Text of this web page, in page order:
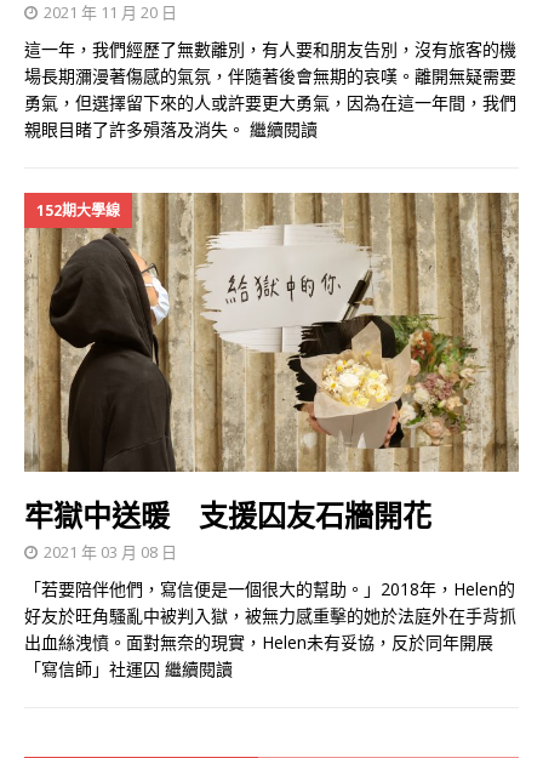
2021 年 11 月 20 日
這一年，我們經歷了無數離別，有人要和朋友告別，沒有旅客的機
場長期瀰漫著傷感的氣氛，伴隨著後會無期的哀嘆。離開無疑需要
勇氣，但選擇留下來的人或許要更大勇氣，因為在這一年間，我們
親眼目睹了許多殞落及消失。 繼續閱讀
152期大學線
牢獄中送暖 支援囚友石牆開花
2021 年 03 月 08 日
「若要陪伴他們，寫信便是一個很大的幫助。」2018年，Helen的
好友於旺角騷亂中被判入獄，被無力感重擊的她於法庭外在手背抓
出血絲洩憤。面對無奈的現實，Helen未有妥協，反於同年開展
「寫信師」社運囚 繼續閱讀